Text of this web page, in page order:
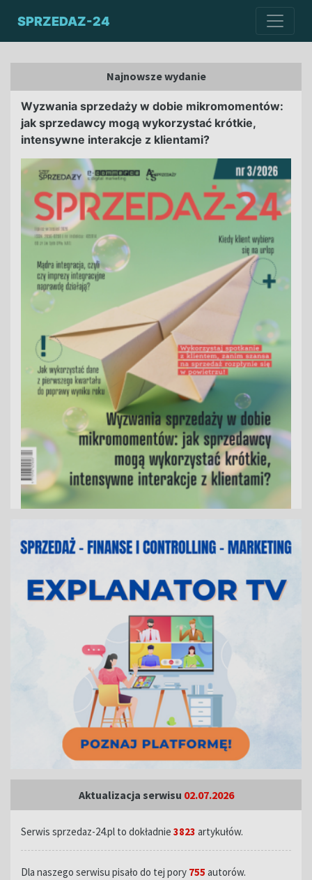
SPRZEDAZ-24
Najnowsze wydanie
Wyzwania sprzedaży w dobie mikromomentów:
jak sprzedawcy mogą wykorzystać krótkie,
intensywne interakcje z klientami?
Aktualizacja serwisu 02.07.2026
Serwis sprzedaz-24.pl to dokładnie 3823 artykułów.
Dla naszego serwisu pisało do tej pory 755 autorów.